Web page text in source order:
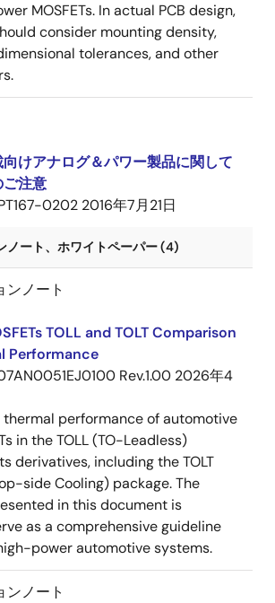
MOSFETs. In actual PCB design,
consider mounting density,
tolerances, and other
けアナログ＆パワー製品に関して
注意
0202 2016年7月21日
ノート、ホワイトペーパー (4)
ンノート
TOLL and TOLT Comparison
Performance
Rev.1.00 2026年4
performance of automotive
in the TOLL (TO-Leadless)
derivatives, including the TOLT
side Cooling) package. The
in this document is
as a comprehensive guideline
power automotive systems.
ンノート